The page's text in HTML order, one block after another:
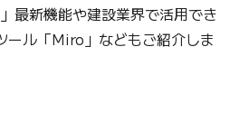
最新機能や建設業界で活用でき
ール「Miro」などもご紹介しま